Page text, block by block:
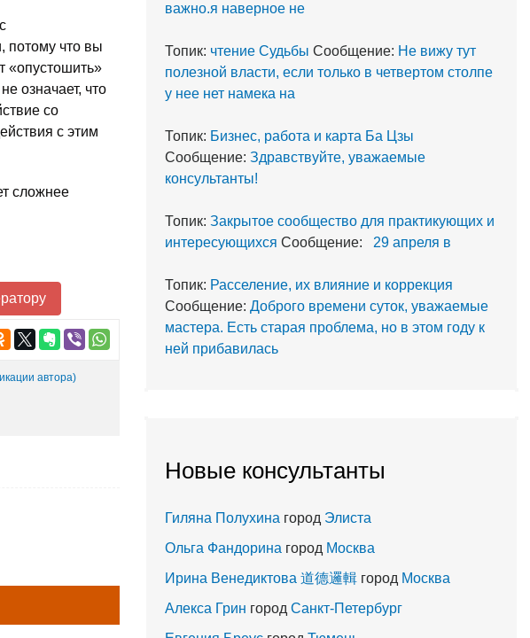
потому что вы
«опустошить»
означает, что
со
с этим
сложнее
автора)
важно.я наверное не
Топик: чтение Судьбы Сообщение: Не вижу тут
полезной власти, если только в четвертом столпе
у нее нет намека на
Топик: Бизнес, работа и карта Ба Цзы
Сообщение: Здравствуйте, уважаемые
консультанты!
Топик: Закрытое сообщество для практикующих и
интересующихся Сообщение: 29 апреля в
Топик: Расселение, их влияние и коррекция
Сообщение: Доброго времени суток, уважаемые
мастера. Есть старая проблема, но в этом году к
ней прибавилась
Новые консультанты
Гиляна Полухина город Элиста
Ольга Фандорина город Москва
Ирина Венедиктова 道德邏輯 город Москва
Алекса Грин город Санкт-Петербург